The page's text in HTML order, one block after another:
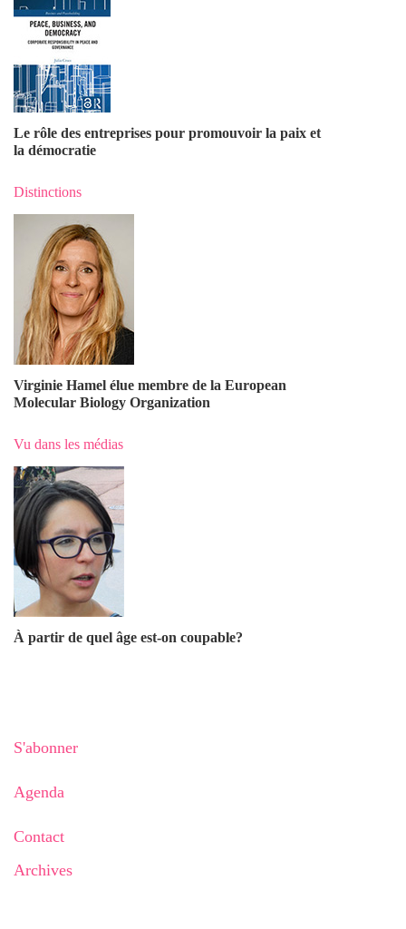
Le rôle des entreprises pour promouvoir la paix et
la démocratie
Distinctions
Virginie Hamel élue membre de la European
Molecular Biology Organization
Vu dans les médias
À partir de quel âge est-on coupable?
S'abonner
Agenda
Contact
Archives